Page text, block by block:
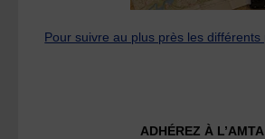
Pour suivre au plus près les différents
ADHÉREZ À L’AMTA